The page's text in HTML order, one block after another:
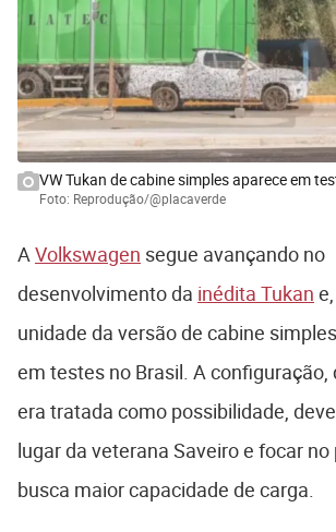
VW Tukan de cabine simples aparece em
Foto: Reprodução/@placaverde
AVolkswagen segue avançando no
desenvolvimento da inédita Tukan
unidade da versão de cabine
em testes no Brasil. A configuração,
era tratada como possibilidade,
lugar da veterana Saveiro e focar no
busca maior capacidade de carga.